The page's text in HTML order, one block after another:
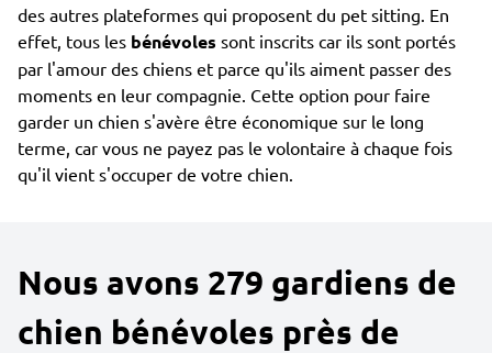
des autres plateformes qui proposent du pet sitting. En
effet, tous les bénévoles sont inscrits car ils sont portés
par l'amour des chiens et parce qu'ils aiment passer des
moments en leur compagnie. Cette option pour faire
garder un chien s'avère être économique sur le long
terme, car vous ne payez pas le volontaire à chaque fois
qu'il vient s'occuper de votre chien.
Nous avons 279 gardiens de
chien bénévoles près de